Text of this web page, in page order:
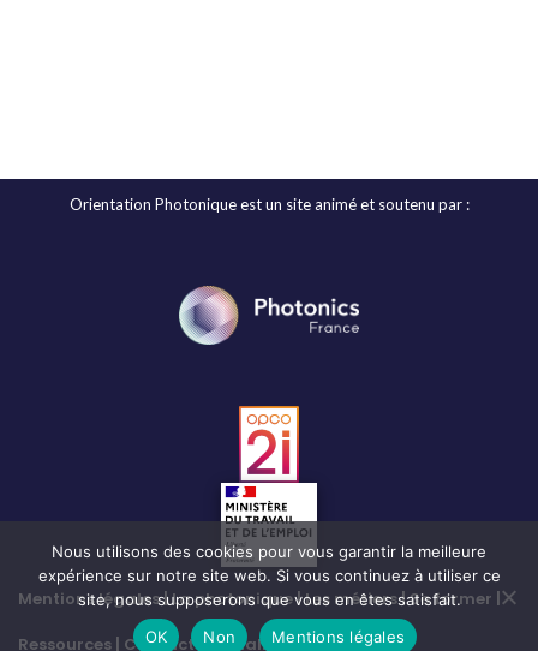
Orientation Photonique est un site animé et soutenu par :
Mentions légales La photonique Les métiers Se former
Ressources Contact Actualités
Nous utilisons des cookies pour vous garantir la meilleure
expérience sur notre site web. Si vous continuez à utiliser ce
site, nous supposerons que vous en êtes satisfait.
OK
Non Mentions légales